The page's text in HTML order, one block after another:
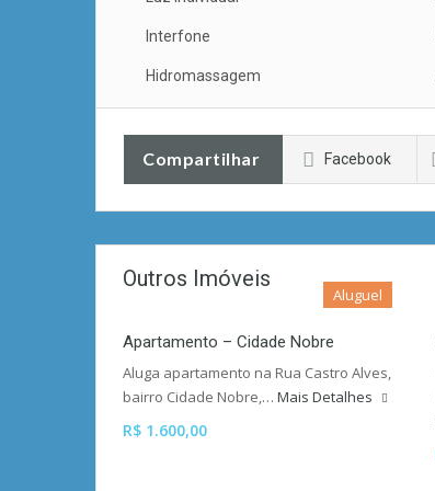
Interfone
Hidromassagem
Compartilhar Facebook
Outros Imóveis
Aluguel
Apartamento – Cidade Nobre
Aluga apartamento na Rua Castro Alves,
bairro Cidade Nobre,… Mais Detalhes
R$ 1.600,00